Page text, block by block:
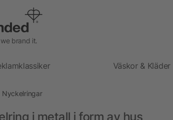
brand it.
Väskor & Kläder
Nyckelringar
i metall i form av hus